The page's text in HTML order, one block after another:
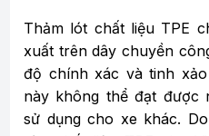
Thảm lót chất liệu TPE
xuất trên dây chuyền
độ chính xác và tinh
này không thể đạt được
sử dụng cho xe khác.